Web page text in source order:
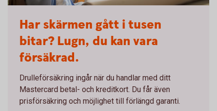
Har skärmen gått i tusen
bitar? Lugn, du kan vara
försäkrad.
Drulleförsäkring ingår när du handlar med ditt
Mastercard betal- och kreditkort. Du får även
prisförsäkring och möjlighet till förlängd garanti.